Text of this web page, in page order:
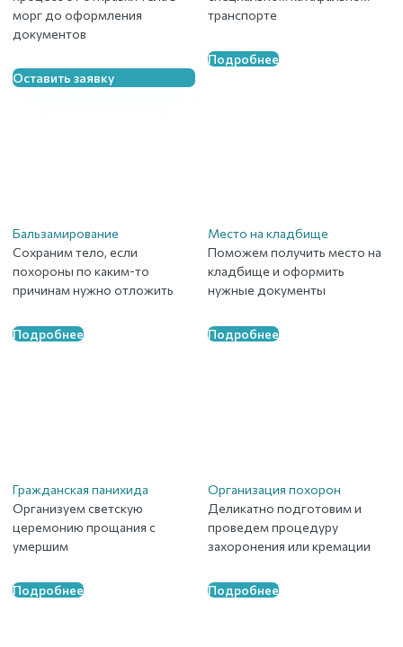
морг до оформления
документов
Оставить заявку
транспорте
Подробнее
Бальзамирование
Сохраним тело, если
похороны по каким-то
причинам нужно отложить
Подробнее
Место на кладбище
Поможем получить место на
кладбище и оформить
нужные документы
Подробнее
Гражданская панихида
Организуем светскую
церемонию прощания с
умершим
Подробнее
Организация похорон
Деликатно подготовим и
проведем процедуру
захоронения или кремации
Подробнее